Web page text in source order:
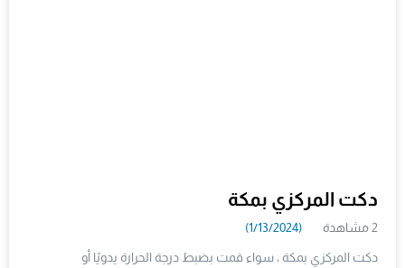
دكت المركزي بمكة
2 مشاهدة (1/13/2024)
دكت المركزي بمكة ، سواء قمت بضبط درجة الحرارة يدويًا أو